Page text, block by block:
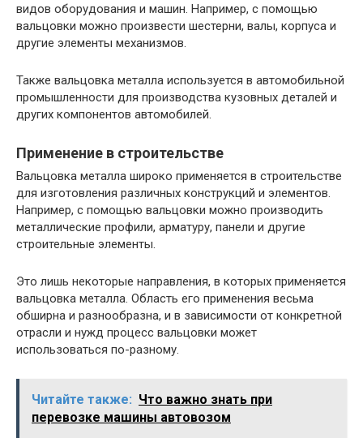
видов оборудования и машин. Например, с помощью
вальцовки можно произвести шестерни, валы, корпуса и
другие элементы механизмов.
Также вальцовка металла используется в автомобильной
промышленности для производства кузовных деталей и
других компонентов автомобилей.
Применение в строительстве
Вальцовка металла широко применяется в строительстве
для изготовления различных конструкций и элементов.
Например, с помощью вальцовки можно производить
металлические профили, арматуру, панели и другие
строительные элементы.
Это лишь некоторые направления, в которых применяется
вальцовка металла. Область его применения весьма
обширна и разнообразна, и в зависимости от конкретной
отрасли и нужд процесс вальцовки может
использоваться по-разному.
Читайте также: Что важно знать при
перевозке машины автовозом